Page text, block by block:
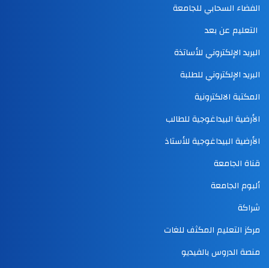
الفضاء السحابي للجامعة
التعليم عن بعد
البريد الإلكتروني للأساتذة
البريد الإلكتروني للطلبة
المكتبة الالكترونية
الأرضية البيداغوجية للطالب
الأرضية البيداغوجية للأستاذ
قناة الجامعة
ألبوم الجامعة
شراكة
مركز التعليم المكثف للغات
منصة الدروس بالفيديو